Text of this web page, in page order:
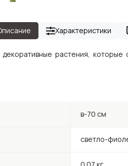
Характеристики
растения,
в-70 см
светло-